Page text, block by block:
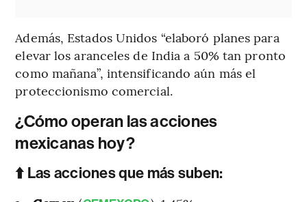
Además, Estados Unidos “elaboró planes para
elevar los aranceles de India a 50% tan pronto
como mañana”, intensificando aún más el
proteccionismo comercial.
¿Cómo operan las acciones
mexicanas hoy?
⬆️ Las acciones que más suben: